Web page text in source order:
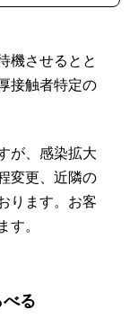
機させるとと
接触者特定の
が、感染拡大
変更、近隣の
ります。お客
す。
る